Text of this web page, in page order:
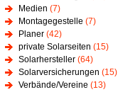
Medien (7)
Montagegestelle (7)
Planer (42)
private Solarseiten (15)
Solarhersteller (64)
Solarversicherungen (15)
Verbände/Vereine (13)